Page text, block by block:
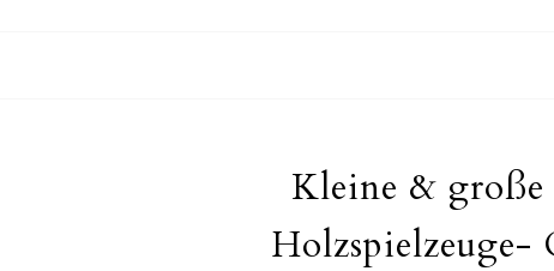
Kleine & große
Holzspielzeuge-